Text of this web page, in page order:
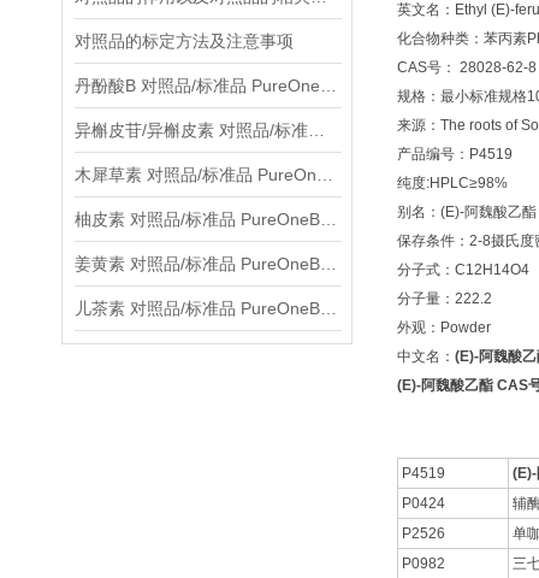
对照品的标定方法及注意事项
英文名：Ethyl (E)-
化合物种类：苯丙素
CAS号： 28028-62-8
规格：最小标准规格
来源：The roots of
产品编号：P4519
纯度:HPLC≥98%
别名：(E)-阿魏酸乙酯
保存条件：2-8摄氏度
分子式：C12H14O4
分子量：222.2
外观：Powder
中文名： (E)-阿魏酸
(E)-阿魏酸乙酯 CAS
P4519
P0424
辅
P2526
单
P0982
三